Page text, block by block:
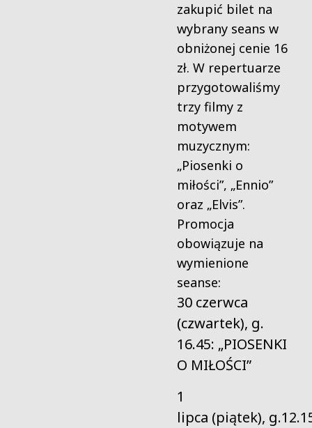
zakupić bilet na
wybrany seans w
obniżonej cenie 16
zł. W repertuarze
przygotowaliśmy
trzy filmy z
motywem
muzycznym:
„Piosenki o
miłości”, „Ennio”
oraz „Elvis”.
Promocja
obowiązuje na
wymienione
seanse:
30 czerwca
(czwartek), g.
16.45: „PIOSENKI
O MIŁOŚCI”
1
lipca (piątek),